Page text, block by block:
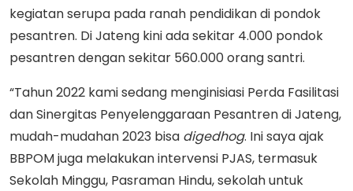
kegiatan serupa pada ranah pendidikan di pondok
pesantren. Di Jateng kini ada sekitar 4.000 pondok
pesantren dengan sekitar 560.000 orang santri.
“Tahun 2022 kami sedang menginisiasi Perda Fasilitasi
dan Sinergitas Penyelenggaraan Pesantren di Jateng,
mudah-mudahan 2023 bisa digedhog. Ini saya ajak
BBPOM juga melakukan intervensi PJAS, termasuk
Sekolah Minggu, Pasraman Hindu, sekolah untuk